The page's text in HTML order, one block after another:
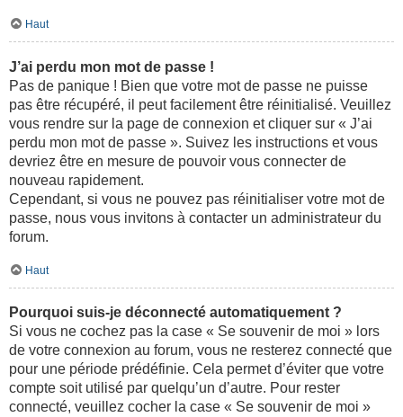
Haut
J’ai perdu mon mot de passe !
Pas de panique ! Bien que votre mot de passe ne puisse
pas être récupéré, il peut facilement être réinitialisé. Veuillez
vous rendre sur la page de connexion et cliquer sur « J’ai
perdu mon mot de passe ». Suivez les instructions et vous
devriez être en mesure de pouvoir vous connecter de
nouveau rapidement.
Cependant, si vous ne pouvez pas réinitialiser votre mot de
passe, nous vous invitons à contacter un administrateur du
forum.
Haut
Pourquoi suis-je déconnecté automatiquement ?
Si vous ne cochez pas la case « Se souvenir de moi » lors
de votre connexion au forum, vous ne resterez connecté que
pour une période prédéfinie. Cela permet d’éviter que votre
compte soit utilisé par quelqu’un d’autre. Pour rester
connecté, veuillez cocher la case « Se souvenir de moi »